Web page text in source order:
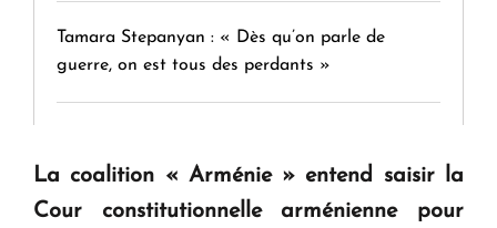
Tamara Stepanyan : « Dès qu’on parle de
guerre, on est tous des perdants »
question d'un référendum ne se pose pas. "
La coalition « Arménie » entend saisir la
Cour constitutionnelle arménienne pour